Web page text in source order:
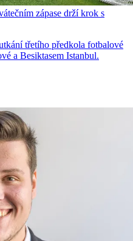
zápase drží krok s
třetího předkola fotbalové
a Besiktasem Istanbul.